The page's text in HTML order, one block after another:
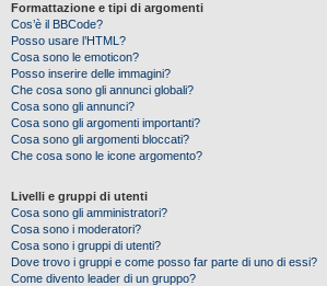
Formattazione e tipi di argomenti
Cos’è il BBCode?
Posso usare l’HTML?
Cosa sono le emoticon?
Posso inserire delle immagini?
Che cosa sono gli annunci globali?
Cosa sono gli annunci?
Cosa sono gli argomenti importanti?
Cosa sono gli argomenti bloccati?
Che cosa sono le icone argomento?
Livelli e gruppi di utenti
Cosa sono gli amministratori?
Cosa sono i moderatori?
Cosa sono i gruppi di utenti?
Dove trovo i gruppi e come posso far parte di uno di essi?
Come divento leader di un gruppo?